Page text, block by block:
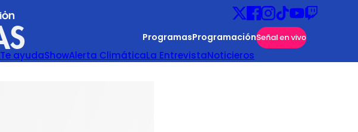
ProgramasProgramaciónSeñal en vivo
Te ayudaShowAlerta ClimáticaLa EntrevistaNoticieros